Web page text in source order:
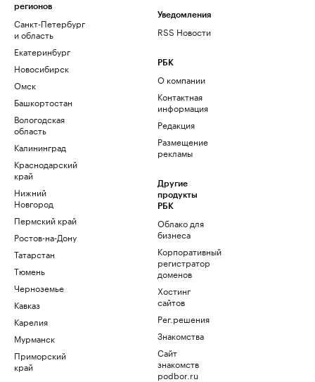
регионов
Санкт-Петербург
и область
Екатеринбург
Новосибирск
Омск
Башкортостан
Вологодская
область
Калининград
Краснодарский
край
Нижний
Новгород
Пермский край
Ростов-на-Дону
Татарстан
Тюмень
Черноземье
Кавказ
Карелия
Мурманск
Приморский
край
Уведомления
RSS Новости
РБК
О компании
Контактная
информация
Редакция
Размещение
рекламы
Другие
продукты
РБК
Облако для
бизнеса
Корпоративный
регистратор
доменов
Хостинг
сайтов
Рег.решения
Знакомства
Сайт
знакомств
podbor.ru